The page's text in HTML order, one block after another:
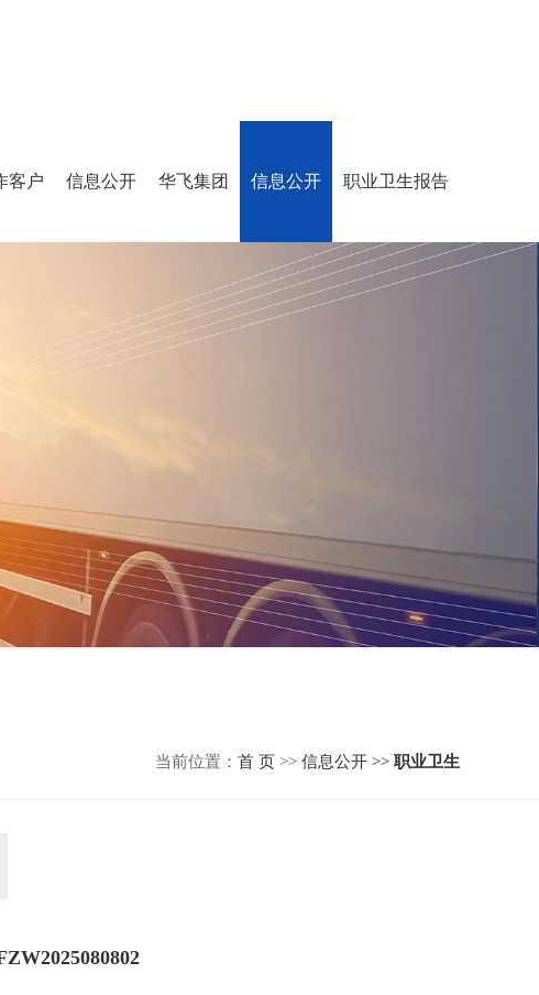
客户 信息公开 华飞集团 信息公开 职业卫生报告
当前位置： 首 页 >> 信息公开 >> 职业卫生